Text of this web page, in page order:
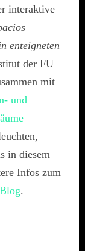
interaktive
enteigneten
der FU
mit
und
in diesem
Infos zum
.